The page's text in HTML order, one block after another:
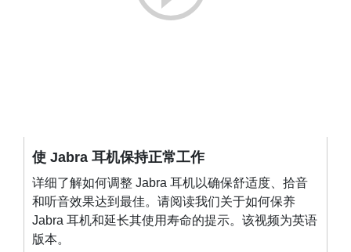
使 Jabra 耳机保持正常工作
详细了解如何调整 Jabra 耳机以确保舒适度、拾音
和听音效果达到最佳。请阅读我们关于如何保养
Jabra 耳机和延长其使用寿命的提示。该视频为英语
版本。